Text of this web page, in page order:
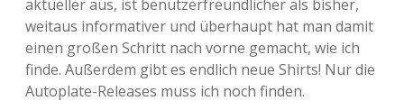
Visuelles
Wandnotizen
Adventskalender 2013
Adventskalender 2014
Adventskalender 2015
aktueller aus, ist benutzerfreundlicher als bisher,
weitaus informativer und überhaupt hat man damit
einen großen Schritt nach vorne gemacht, wie ich
finde. Außerdem gibt es endlich neue Shirts! Nur die
Autoplate-Releases muss ich noch finden.